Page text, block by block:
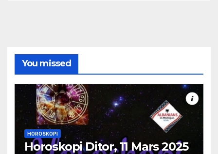
You missed
HOROSKOPI
Horoskopi Ditor, 11 Mars 2025